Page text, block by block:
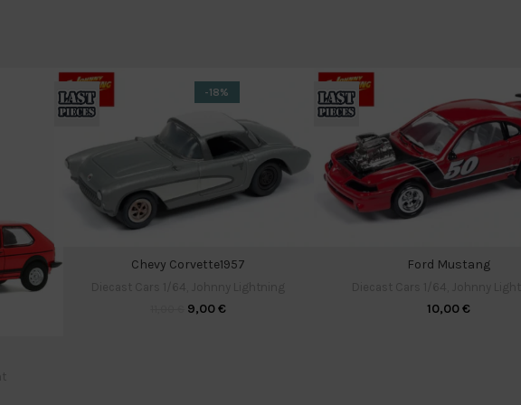
-18%
Chevy Corvette1957
9,00€
Ford Mustang
10,00€